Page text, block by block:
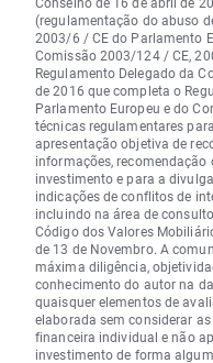
(regulamentação do abuso
2003/6 / CE do Parlamento
Comissão 2003/124 / CE,
Regulamento Delegado da
de 2016 que completa o
Parlamento Europeu e do
técnicas regulamentares
apresentação objetiva de
informações,
investimento e para a
indicações de conflitos de
incluindo na área de
Código dos Valores
de 13 de Novembro. A
máxima diligência,
conhecimento do autor na
quaisquer elementos de
elaborada sem considerar
financeira individual e não
investimento de forma